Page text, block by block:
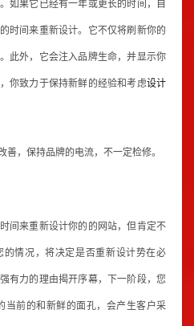
如果它已经有一年或更长的时间，自
时间来重新设计。它不仅将刷新你的
此外，它会注入品牌生命，并显示你
你致力于保持新鲜的经验和考虑设计
善，保持品牌的电流，不一定检修。
间来重新设计你的的网站，但肯定不
情况，将决定是否重新设计势在必
有力的理由揭开序幕，下一阶段，您
当前的和新鲜的面孔，会产生客户采